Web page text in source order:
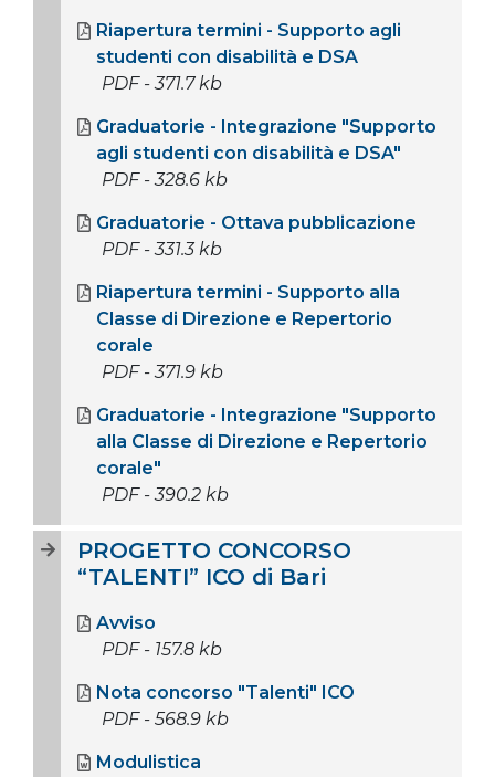
Riapertura termini - Supporto agli
studenti con disabilità e DSA
PDF - 371.7 kb
Graduatorie - Integrazione "Supporto
agli studenti con disabilità e DSA"
PDF - 328.6 kb
Graduatorie - Ottava pubblicazione
PDF - 331.3 kb
Riapertura termini - Supporto alla
Classe di Direzione e Repertorio
corale
PDF - 371.9 kb
Graduatorie - Integrazione "Supporto
alla Classe di Direzione e Repertorio
corale"
PDF - 390.2 kb
PROGETTO CONCORSO
“TALENTI” ICO di Bari
Avviso
PDF - 157.8 kb
Nota concorso "Talenti" ICO
PDF - 568.9 kb
Modulistica